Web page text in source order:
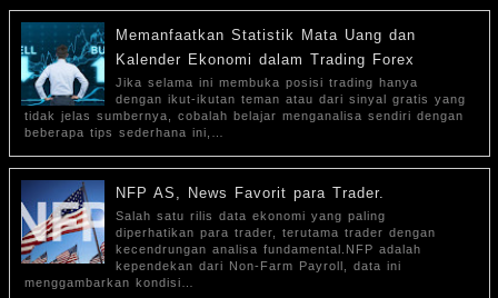
Memanfaatkan Statistik Mata Uang dan
Kalender Ekonomi dalam Trading Forex
Jika selama ini membuka posisi trading hanya
dengan ikut-ikutan teman atau dari sinyal gratis yang
tidak jelas sumbernya, cobalah belajar menganalisa sendiri dengan
beberapa tips sederhana ini,…
NFP AS, News Favorit para Trader.
Salah satu rilis data ekonomi yang paling
diperhatikan para trader, terutama trader dengan
kecendrungan analisa fundamental.NFP adalah
kependekan dari Non-Farm Payroll, data ini
menggambarkan kondisi…